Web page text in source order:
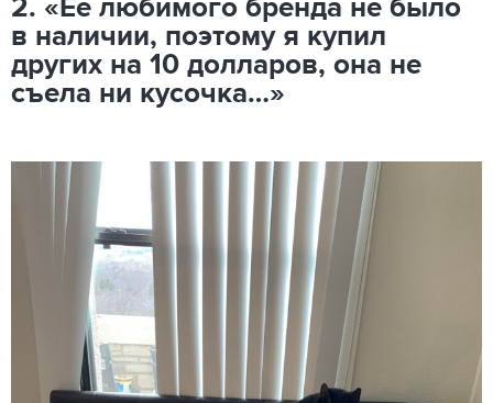
2. «Ее любимого бренда не было
в наличии, поэтому я купил
других на 10 долларов, она не
съела ни кусочка…»